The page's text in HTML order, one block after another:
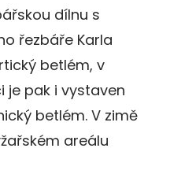
dílnu s
řezbáře Karla
betlém, v
je pak i vystaven
betlém. V zimě
areálu